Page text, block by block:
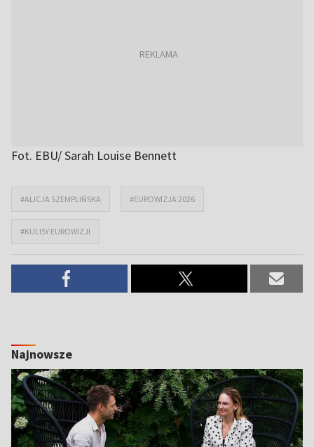
Fot. EBU/ Sarah Louise Bennett
#ALICJA SZEMPLIŃSKA #EUROWIZJA 2026
#KULISY EUROWIZJI
Najnowsze